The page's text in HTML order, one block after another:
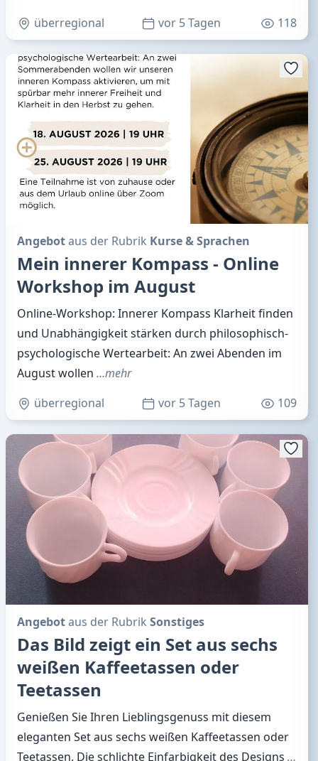
überregional
vor 5 Tagen 118
Angebotaus der Rubrik Kurse & Sprachen
Mein innerer Kompass - Online
Workshop im August
Online-Workshop: Innerer Kompass Klarheit finden
und Unabhängigkeit stärken durch philosophisch-
psychologische Wertearbeit: An zwei Abenden im
August wollen …mehr
überregional
vor 5 Tagen 109
Angebotaus der Rubrik Sonstiges
Das Bild zeigt ein Set aus sechs
weißen Kaffeetassen oder
Teetassen
Genießen Sie Ihren Lieblingsgenuss mit diesem
eleganten Set aus sechs weißen Kaffeetassen oder
Teetassen. Die schlichte Einfarbigkeit des Designs …